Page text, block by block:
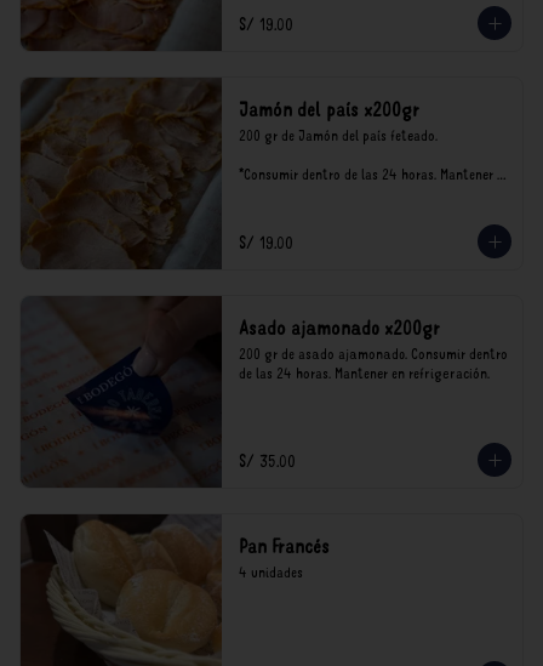
incluyen impuestos de ley y recargo al
consumo.
S/ 19.00
Jamón del país x200gr
200 gr de Jamón del país feteado.
*Consumir dentro de las 24 horas. Mantener
incluyen impuestos de ley y recargo al
consumo.
S/ 19.00
Asado ajamonado x200gr
200 gr de asado ajamonado. Consumir dentro
de las 24 horas. Mantener en refrigeración.
S/ 35.00
Pan Francés
4 unidades